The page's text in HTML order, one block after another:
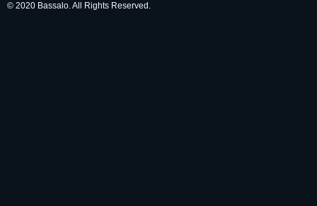
© 2020 Bassalo. All Rights Reserved.